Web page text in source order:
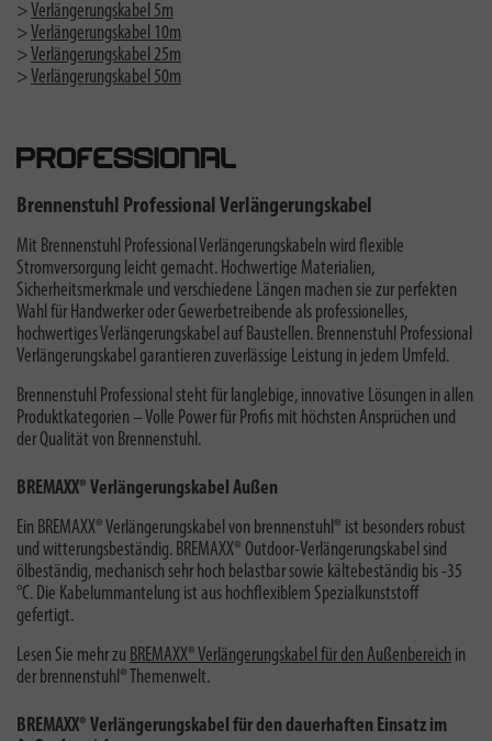
> Verlängerungskabel 5m
> Verlängerungskabel 10m
> Verlängerungskabel 25m
> Verlängerungskabel 50m
Brennenstuhl Professional Verlängerungskabel
Mit Brennenstuhl Professional Verlängerungskabeln wird flexible
Stromversorgung leicht gemacht. Hochwertige Materialien,
Sicherheitsmerkmale und verschiedene Längen machen sie zur perfekten
Wahl für Handwerker oder Gewerbetreibende als professionelles,
hochwertiges Verlängerungskabel auf Baustellen. Brennenstuhl Professional
Verlängerungskabel garantieren zuverlässige Leistung in jedem Umfeld.
Brennenstuhl Professional steht für langlebige, innovative Lösungen in allen
Produktkategorien – Volle Power für Profis mit höchsten Ansprüchen und
der Qualität von Brennenstuhl.
BREMAXX® Verlängerungskabel Außen
Ein BREMAXX® Verlängerungskabel von brennenstuhl® ist besonders robust
und witterungsbeständig. BREMAXX® Outdoor-Verlängerungskabel sind
ölbeständig, mechanisch sehr hoch belastbar sowie kältebeständig bis -35
°C. Die Kabelummantelung ist aus hochflexiblem Spezialkunststoff
gefertigt.
Lesen Sie mehr zu BREMAXX® Verlängerungskabel für den Außenbereich in
der brennenstuhl® Themenwelt.
BREMAXX® Verlängerungskabel für den dauerhaften Einsatz im